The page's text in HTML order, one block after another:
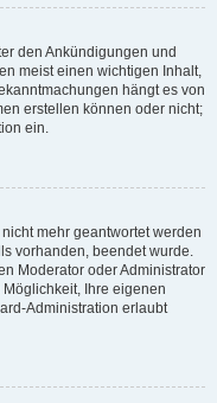
den Ankündigungen und
meist einen wichtigen Inhalt,
hängt es von
erstellen können oder nicht;
ein.
mehr geantwortet werden
vorhanden, beendet wurde.
Moderator oder Administrator
Ihre eigenen
Administration erlaubt